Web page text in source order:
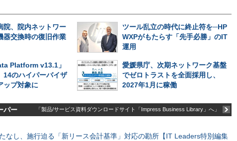
院、院内ネットワー
器交換時の復旧作業
ツール乱立の時代に終止符を─HP
WXPがもたらす「先手必勝」のIT
運用
Platform v13.1」
14のハイパーバイザ
ップ対象に
愛媛県庁、次期ネットワーク基盤
でゼロトラストを全面採用し、
2027年1月に稼働
パー 「製品/サービス資料ダウンロードサイト「Impress Business Library」へ」
なし、施行迫る「新リース会計基準」対応の勘所【IT Leaders特別編集